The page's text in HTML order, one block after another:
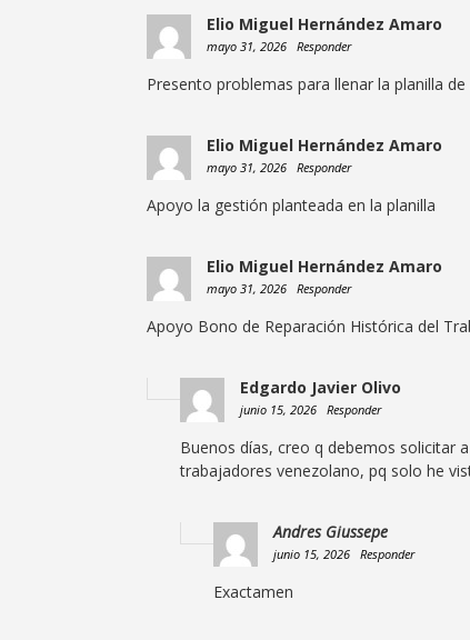
Elio Miguel Hernández Amaro
mayo 31, 2026 Responder
Presento problemas para llenar la planilla
Elio Miguel Hernández Amaro
mayo 31, 2026 Responder
Apoyo la gestión planteada en la planilla
Elio Miguel Hernández Amaro
mayo 31, 2026 Responder
Apoyo Bono de Reparación Histórica del
Edgardo Javier Olivo
junio 15, 2026 Responder
Buenos días, creo q debemos solicitar
trabajadores venezolano, pq solo he
Andres Giussepe
junio 15, 2026 Responder
Exactamen